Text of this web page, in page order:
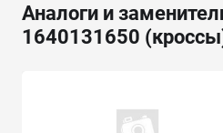
Аналоги и
1640131650